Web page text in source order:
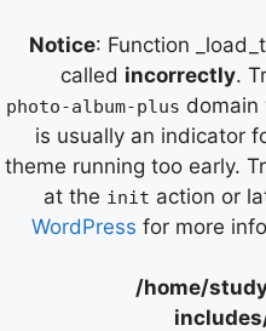
Notice: Function
called incorrectly.
photo-album-plus domain
is usually an indicator
theme running too early.
at the init action or
WordPress for more
/home/